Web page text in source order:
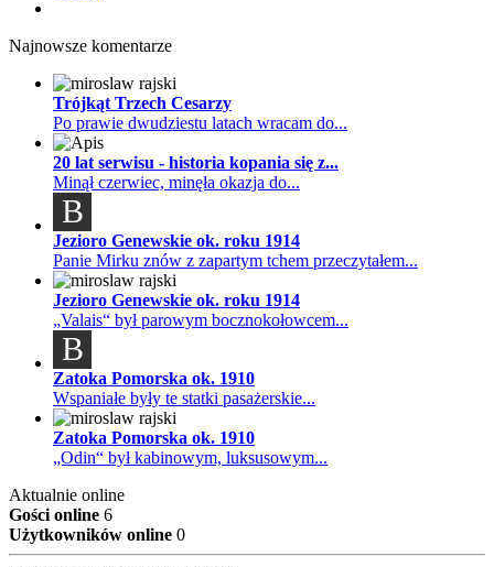
Najnowsze komentarze
Trójkąt Trzech Cesarzy
Po prawie dwudziestu latach wracam do...
20 lat serwisu - historia kopania się z...
Minął czerwiec, minęła okazja do...
B
Jezioro Genewskie ok. roku 1914
Panie Mirku znów z zapartym tchem przeczytałem...
Jezioro Genewskie ok. roku 1914
„Valais“ był parowym bocznokołowcem...
B
Zatoka Pomorska ok. 1910
Wspaniałe były te statki pasażerskie...
Zatoka Pomorska ok. 1910
„Odin“ był kabinowym, luksusowym...
Aktualnie online
Gości online 6
Użytkowników online 0